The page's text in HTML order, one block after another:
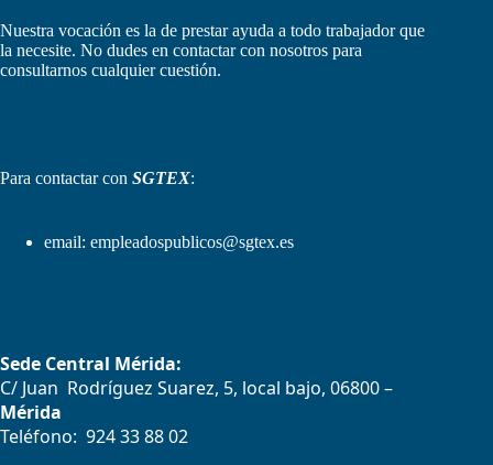
Nuestra vocación es la de prestar ayuda a todo trabajador que
la necesite. No dudes en contactar con nosotros para
consultarnos cualquier cuestión.
Para contactar con SGTEX:
email: empleadospublicos@sgtex.es
Sede Central Mérida:
C/ Juan Rodríguez Suarez, 5, local bajo, 06800 –
Mérida
Teléfono: 924 33 88 02